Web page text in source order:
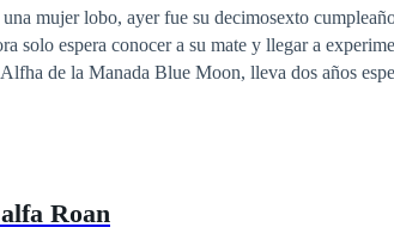
solo espera conocer a su mate y llegar a
de la Manada Blue Moon, lleva dos años
comunidad vive prácticamente escondida
Roan